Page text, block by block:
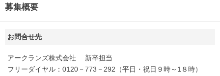
募集概要
お問合せ先
アークランズ株式会社 新卒担当
フリーダイヤル：0120－773－292（平日・祝日９時～1８時）